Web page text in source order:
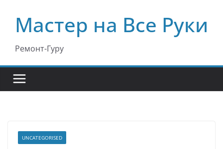
содержимому
Мастер на Все Руки
Ремонт-Гуру
UNCATEGORISED